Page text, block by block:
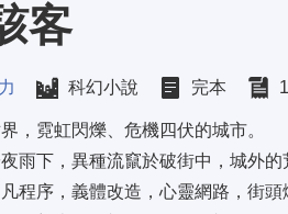
客
科幻小說 完本
，霓虹閃爍、危機四伏的城市。
雨下，異種流竄於破街中，城外的
程序，義體改造，心靈網路，街頭